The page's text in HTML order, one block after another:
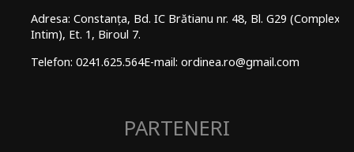
Adresa: Constanța, Bd. IC Brătianu nr. 48, Bl. G29 (Complex
Intim), Et. 1, Biroul 7.
Telefon: 0241.625.564E-mail: ordinea.ro@gmail.com
PARTENERI